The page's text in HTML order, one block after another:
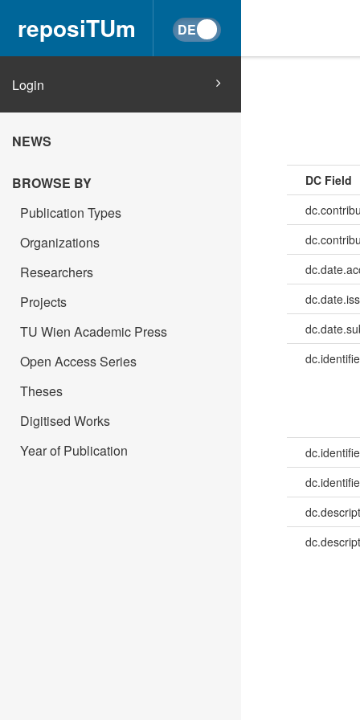
reposiTUm
Login
NEWS
BROWSE BY
Publication Types
Organizations
Researchers
Projects
TU Wien Academic Press
Open Access Series
Theses
Digitised Works
Year of Publication
DC Field